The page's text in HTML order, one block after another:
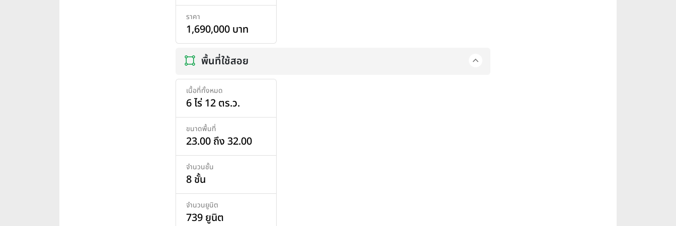
ราคา
1,690,000 บาท
พื้นที่ใช้สอย
เนื้อที่ทั้งหมด
6 ไร่ 12 ตร.ว.
ขนาดพื้นที่
23.00 ถึง 32.00
จำนวนชั้น
8 ชั้น
จำนวนยูนิต
739 ยูนิต